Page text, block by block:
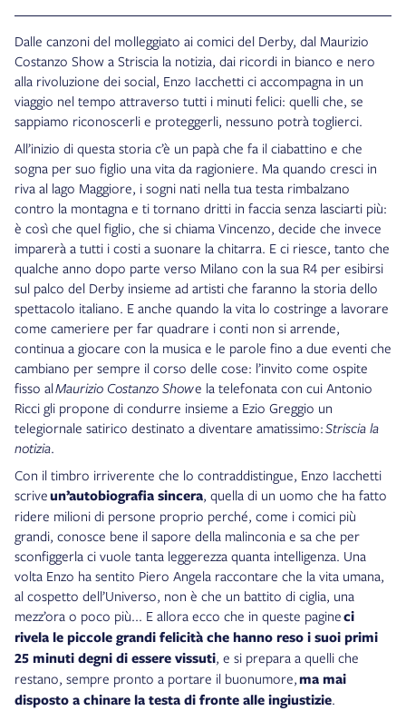
Dalle canzoni del molleggiato ai comici del Derby, dal Maurizio
Costanzo Show a Striscia la notizia, dai ricordi in bianco e nero
alla rivoluzione dei social, Enzo Iacchetti ci accompagna in un
viaggio nel tempo attraverso tutti i minuti felici: quelli che, se
sappiamo riconoscerli e proteggerli, nessuno potrà toglierci.
All’inizio di questa storia c’è un papà che fa il ciabattino e che
sogna per suo figlio una vita da ragioniere. Ma quando cresci in
riva al lago Maggiore, i sogni nati nella tua testa rimbalzano
contro la montagna e ti tornano dritti in faccia senza lasciarti più:
è così che quel figlio, che si chiama Vincenzo, decide che invece
imparerà a tutti i costi a suonare la chitarra. E ci riesce, tanto che
qualche anno dopo parte verso Milano con la sua R4 per esibirsi
sul palco del Derby insieme ad artisti che faranno la storia dello
spettacolo italiano. E anche quando la vita lo costringe a lavorare
come cameriere per far quadrare i conti non si arrende,
continua a giocare con la musica e le parole fino a due eventi che
cambiano per sempre il corso delle cose: l’invito come ospite
fisso alMaurizio Costanzo Showe la telefonata con cui Antonio
Ricci gli propone di condurre insieme a Ezio Greggio un
telegiornale satirico destinato a diventare amatissimo:Striscia la
notizia.
Con il timbro irriverente che lo contraddistingue, Enzo Iacchetti
scriveun’autobiografia sincera, quella di un uomo che ha fatto
ridere milioni di persone proprio perché, come i comici più
grandi, conosce bene il sapore della malinconia e sa che per
sconfiggerla ci vuole tanta leggerezza quanta intelligenza. Una
volta Enzo ha sentito Piero Angela raccontare che la vita umana,
al cospetto dell’Universo, non è che un battito di ciglia, una
mezz’ora o poco più... E allora ecco che in queste pagineci
rivela le piccole grandi felicità che hanno reso i suoi primi
25 minuti degni di essere vissuti, e si prepara a quelli che
restano, sempre pronto a portare il buonumore,ma mai
disposto a chinare la testa di fronte alle ingiustizie.